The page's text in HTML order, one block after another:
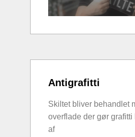
Antigrafitti
Skiltet bliver behandlet
overflade der gør grafitti
af